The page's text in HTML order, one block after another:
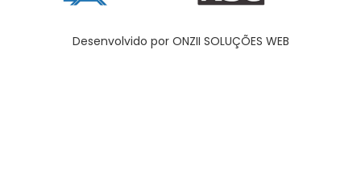
Desenvolvido por ONZII SOLUÇÕES WEB